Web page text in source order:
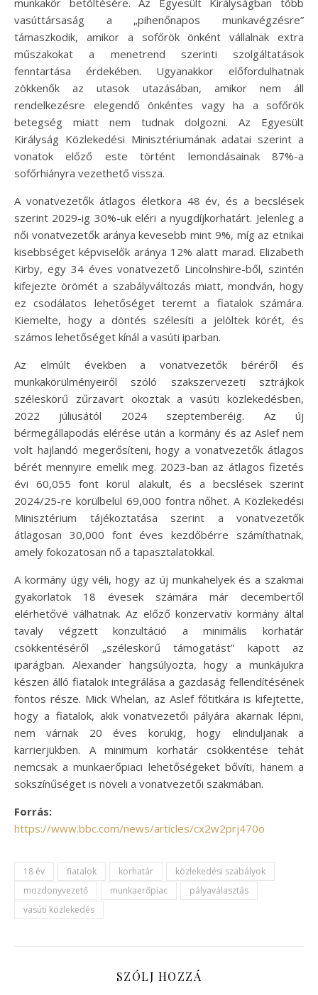
munkakör betöltésére. Az Egyesült Királyságban több
vasúttársaság a „pihenőnapos munkavégzésre”
támaszkodik, amikor a sofőrök önként vállalnak extra
műszakokat a menetrend szerinti szolgáltatások
fenntartása érdekében. Ugyanakkor előfordulhatnak
zökkenők az utasok utazásában, amikor nem áll
rendelkezésre elegendő önkéntes vagy ha a sofőrök
betegség miatt nem tudnak dolgozni. Az Egyesült
Királyság Közlekedési Minisztériumának adatai szerint a
vonatok előző este történt lemondásainak 87%-a
sofőrhiányra vezethető vissza.
A vonatvezetők átlagos életkora 48 év, és a becslések
szerint 2029-ig 30%-uk eléri a nyugdíjkorhatárt. Jelenleg a
női vonatvezetők aránya kevesebb mint 9%, míg az etnikai
kisebbséget képviselők aránya 12% alatt marad. Elizabeth
Kirby, egy 34 éves vonatvezető Lincolnshire-ből, szintén
kifejezte örömét a szabályváltozás miatt, mondván, hogy
ez csodálatos lehetőséget teremt a fiatalok számára.
Kiemelte, hogy a döntés szélesíti a jelöltek körét, és
számos lehetőséget kínál a vasúti iparban.
Az elmúlt években a vonatvezetők béréről és
munkakörülményeiről szóló szakszervezeti sztrájkok
széleskörű zűrzavart okoztak a vasúti közlekedésben,
2022 júliusától 2024 szeptemberéig. Az új
bérmegállapodás elérése után a kormány és az Aslef nem
volt hajlandó megerősíteni, hogy a vonatvezetők átlagos
bérét mennyire emelik meg. 2023-ban az átlagos fizetés
évi 60,055 font körül alakult, és a becslések szerint
2024/25-re körülbelül 69,000 fontra nőhet. A Közlekedési
Minisztérium tájékoztatása szerint a vonatvezetők
átlagosan 30,000 font éves kezdőbérre számíthatnak,
amely fokozatosan nő a tapasztalatokkal.
A kormány úgy véli, hogy az új munkahelyek és a szakmai
gyakorlatok 18 évesek számára már decembertől
elérhetővé válhatnak. Az előző konzervatív kormány által
tavaly végzett konzultáció a minimális korhatár
csökkentéséről „széleskörű támogatást” kapott az
iparágban. Alexander hangsúlyozta, hogy a munkájukra
készen álló fiatalok integrálása a gazdaság fellendítésének
fontos része. Mick Whelan, az Aslef főtitkára is kifejtette,
hogy a fiatalok, akik vonatvezetői pályára akarnak lépni,
nem várnak 20 éves korukig, hogy elinduljanak a
karrierjükben. A minimum korhatár csökkentése tehát
nemcsak a munkaerőpiaci lehetőségeket bővíti, hanem a
sokszínűséget is növeli a vonatvezetői szakmában.
Forrás:
https://www.bbc.com/news/articles/cx2w2prj470o
18 év fiatalok korhatár
közlekedési szabályok
mozdonyvezető
munkaerőpiac
pályaválasztás
vasúti közlekedés
SZÓLJ HOZZÁ